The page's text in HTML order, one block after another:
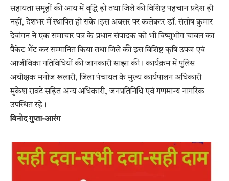
सहायता समूहों की आय में वृद्धि हो तथा जिले की विशिष्ट पहचान प्रदेश ही
नहीं, देशभर में स्थापित हो सके।इस अवसर पर कलेक्टर डॉ. संतोष कुमार
देवांगन ने एक समाचार पत्र के प्रधान संपादक को भी विष्णुभोग चावल का
पैकेट भेंट कर सम्मानित किया तथा जिले की इस विशिष्ट कृषि उपज एवं
आजीविका गतिविधियों की जानकारी साझा की। कार्यक्रम में पुलिस
अधीक्षक मनोज खलारी, जिला पंचायत के मुख्य कार्यपालन अधिकारी
मुकेश रावटे सहित अन्य अधिकारी, जनप्रतिनिधि एवं गणमान्य नागरिक
उपस्थित रहे।
विनोद गुप्ता-आरंग